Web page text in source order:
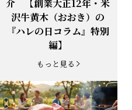
恵方巻』を！
【新商品】『米沢牛だし茶漬け』発売
「黄木の御歳暮」早割開始！
「秋分の日」定休日変更のお知らせ
介 【創業大正12年・米
沢牛黄木（おおき）の
『ハレの日コラム』特別
編】
もっと見る